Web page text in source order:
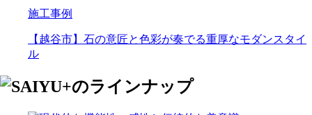
施工事例
【越谷市】石の意匠と色彩が奏でる重厚なモダンスタイ
ル